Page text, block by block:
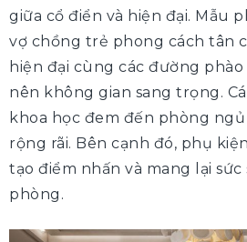
giữa cổ điển và hiện đại. Mẫu
vợ chồng trẻ phong cách tân
hiện đại cùng các đường
nên không gian sang trọng.
khoa học đem đến phòng
rộng rãi. Bên cạnh đó, phụ
tạo điểm nhấn và mang lại sức
phòng.